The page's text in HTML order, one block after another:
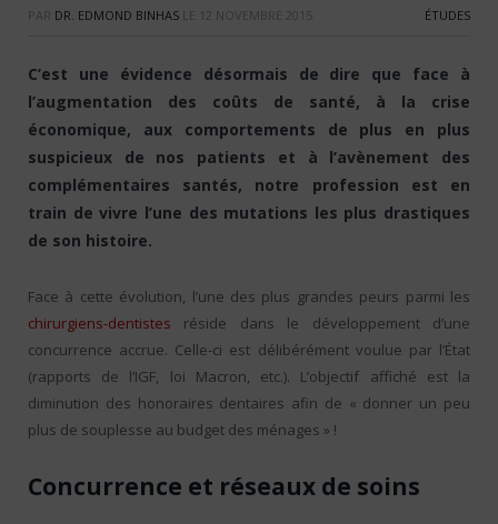
PAR DR. EDMOND BINHAS LE 12 NOVEMBRE 2015 ÉTUDES
C’est une évidence désormais de dire que face à
l’augmentation des coûts de santé, à la crise
économique, aux comportements de plus en plus
suspicieux de nos patients et à l’avènement des
complémentaires santés, notre profession est en
train de vivre l’une des mutations les plus drastiques
de son histoire.
Face à cette évolution, l’une des plus grandes peurs parmi les
chirurgiens-dentistes réside dans le développement d’une
concurrence accrue. Celle-ci est délibérément voulue par l’État
(rapports de l’IGF, loi Macron, etc.). L’objectif affiché est la
diminution des honoraires dentaires afin de « donner un peu
plus de souplesse au budget des ménages » !
Concurrence et réseaux de soins